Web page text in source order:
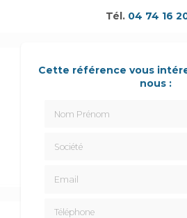
Tél. 04 74 16
Cette référence vous
nous :